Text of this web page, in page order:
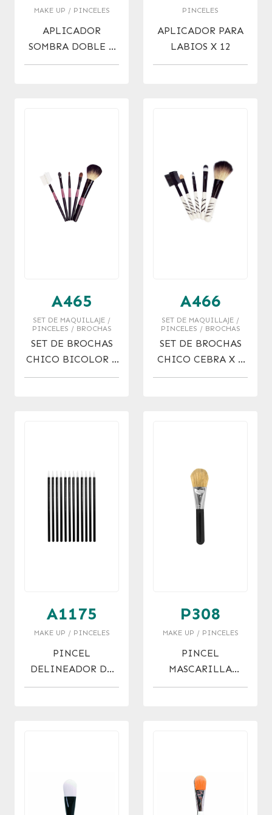
MAKE UP / PINCELES
APLICADOR
SOMBRA DOBLE X
12 U.
PINCELES
APLICADOR PARA
LABIOS X 12
A465
SET DE MAQUILLAJE /
PINCELES / BROCHAS
SET DE BROCHAS
CHICO BICOLOR X
5 PZAS.
A466
SET DE MAQUILLAJE /
PINCELES / BROCHAS
SET DE BROCHAS
CHICO CEBRA X 5
PZAS.
A1175
MAKE UP / PINCELES
PINCEL
DELINEADOR DE
SILICONA X 12
P308
MAKE UP / PINCELES
PINCEL
MASCARILLA
CERDA JABALI